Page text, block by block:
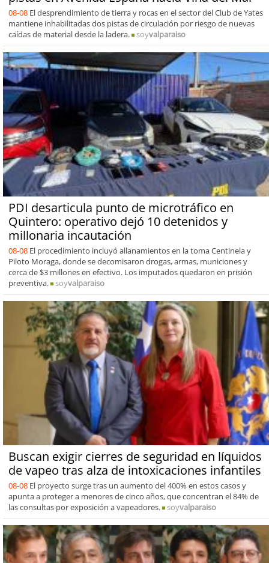
08-08 El desprendimiento de tierra y rocas en el sector del Club de Yates
mantiene inhabilitadas dos pistas de circulación por riesgo de nuevas
caídas de material desde la ladera.
soyvalparaiso
PDI desarticula punto de microtráfico en
Quintero: operativo dejó 10 detenidos y
millonaria incautación
08-08 El procedimiento incluyó allanamientos en la toma Centinela y
Piloto Moraga, donde se decomisaron drogas, armas, municiones y
cerca de $3 millones en efectivo. Los imputados quedaron en prisión
preventiva.
soyvalparaiso
Buscan exigir cierres de seguridad en líquidos
de vapeo tras alza de intoxicaciones infantiles
08-08 El proyecto surge tras un aumento del 400% en estos casos y
apunta a proteger a menores de cinco años, que concentran el 84% de
las consultas por exposición a vapeadores.
soyvalparaiso